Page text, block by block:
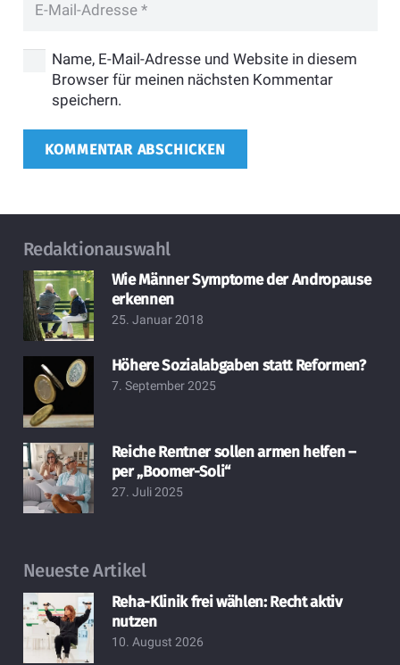
Name, E-Mail-Adresse und Website in diesem
Browser für meinen nächsten Kommentar
speichern.
KOMMENTAR ABSCHICKEN
Redaktionauswahl
Wie Männer Symptome der Andropause
erkennen
25. Januar 2018
Höhere Sozialabgaben statt Reformen?
7. September 2025
Reiche Rentner sollen armen helfen –
per „Boomer-Soli“
27. Juli 2025
Neueste Artikel
Reha-Klinik frei wählen: Recht aktiv
nutzen
10. August 2026